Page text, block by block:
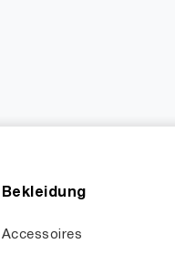
Bekleidung
Accessoires